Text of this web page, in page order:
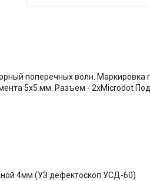
поперечных волн.
5х5 мм. Разъем - 2хMicrodot
4мм (УЗ дефектоскоп УСД-60)